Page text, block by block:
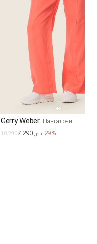
Gerry Weber Панталони
10.2907.290 ден-29%